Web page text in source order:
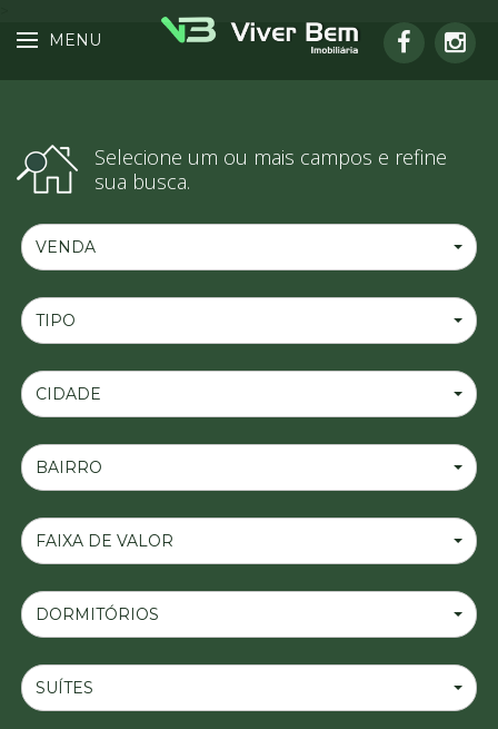
MENU
Selecione um ou mais campos e refine
sua busca.
VENDA
TIPO
CIDADE
BAIRRO
FAIXA DE VALOR
DORMITÓRIOS
SUÍTES